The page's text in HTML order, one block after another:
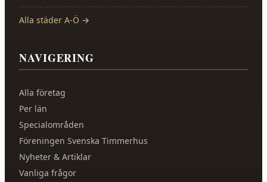
Alla städer A-Ö →
NAVIGERING
Alla företag
Per län
Specialområden
Föreningen Svenska Timmerhus
Nyheter & Artiklar
Vanliga frågor